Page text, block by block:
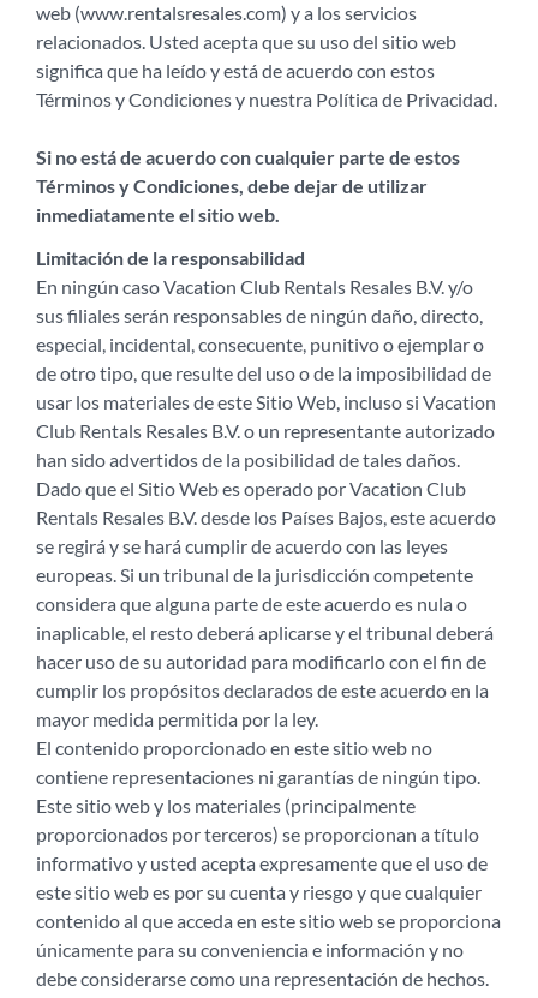
web (www.rentalsresales.com) y a los servicios
relacionados. Usted acepta que su uso del sitio web
significa que ha leído y está de acuerdo con estos
Términos y Condiciones y nuestra Política de Privacidad.
Si no está de acuerdo con cualquier parte de estos
Términos y Condiciones, debe dejar de utilizar
inmediatamente el sitio web.
Limitación de la responsabilidad
En ningún caso Vacation Club Rentals Resales B.V. y/o
sus filiales serán responsables de ningún daño, directo,
especial, incidental, consecuente, punitivo o ejemplar o
de otro tipo, que resulte del uso o de la imposibilidad de
usar los materiales de este Sitio Web, incluso si Vacation
Club Rentals Resales B.V. o un representante autorizado
han sido advertidos de la posibilidad de tales daños.
Dado que el Sitio Web es operado por Vacation Club
Rentals Resales B.V. desde los Países Bajos, este acuerdo
se regirá y se hará cumplir de acuerdo con las leyes
europeas. Si un tribunal de la jurisdicción competente
considera que alguna parte de este acuerdo es nula o
inaplicable, el resto deberá aplicarse y el tribunal deberá
hacer uso de su autoridad para modificarlo con el fin de
cumplir los propósitos declarados de este acuerdo en la
mayor medida permitida por la ley.
El contenido proporcionado en este sitio web no
contiene representaciones ni garantías de ningún tipo.
Este sitio web y los materiales (principalmente
proporcionados por terceros) se proporcionan a título
informativo y usted acepta expresamente que el uso de
este sitio web es por su cuenta y riesgo y que cualquier
contenido al que acceda en este sitio web se proporciona
únicamente para su conveniencia e información y no
debe considerarse como una representación de hechos.